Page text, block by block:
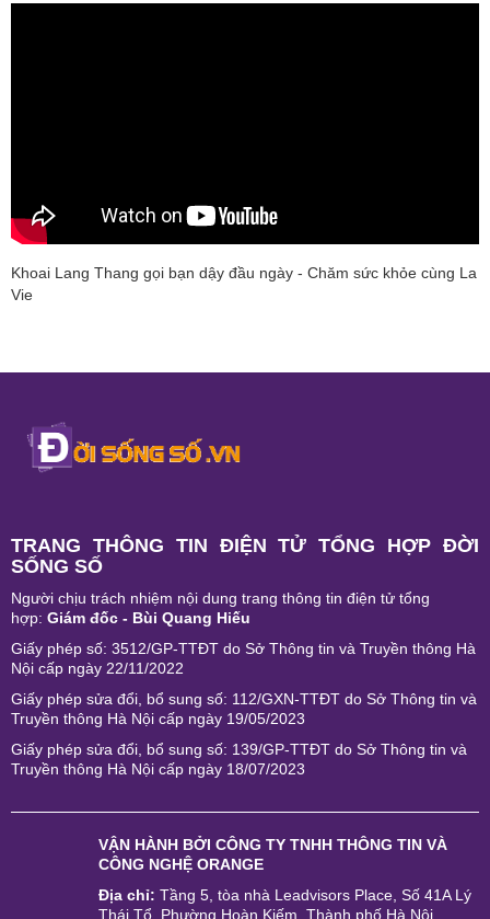
Khoai Lang Thang gọi bạn dậy đầu ngày - Chăm sức khỏe cùng La
Vie
TRANG THÔNG TIN ĐIỆN TỬ TỔNG HỢP ĐỜI
SỐNG SỐ
Người chịu trách nhiệm nội dung trang thông tin điện tử tổng
hợp: Giám đốc - Bùi Quang Hiếu
Giấy phép số: 3512/GP-TTĐT do Sở Thông tin và Truyền thông Hà
Nội cấp ngày 22/11/2022
Giấy phép sửa đổi, bổ sung số: 112/GXN-TTĐT do Sở Thông tin và
Truyền thông Hà Nội cấp ngày 19/05/2023
Giấy phép sửa đổi, bổ sung số: 139/GP-TTĐT do Sở Thông tin và
Truyền thông Hà Nội cấp ngày 18/07/2023
VẬN HÀNH BỞI CÔNG TY TNHH THÔNG TIN VÀ
CÔNG NGHỆ ORANGE
Địa chỉ: Tầng 5, tòa nhà Leadvisors Place, Số 41A Lý
Thái Tổ, Phường Hoàn Kiếm, Thành phố Hà Nội